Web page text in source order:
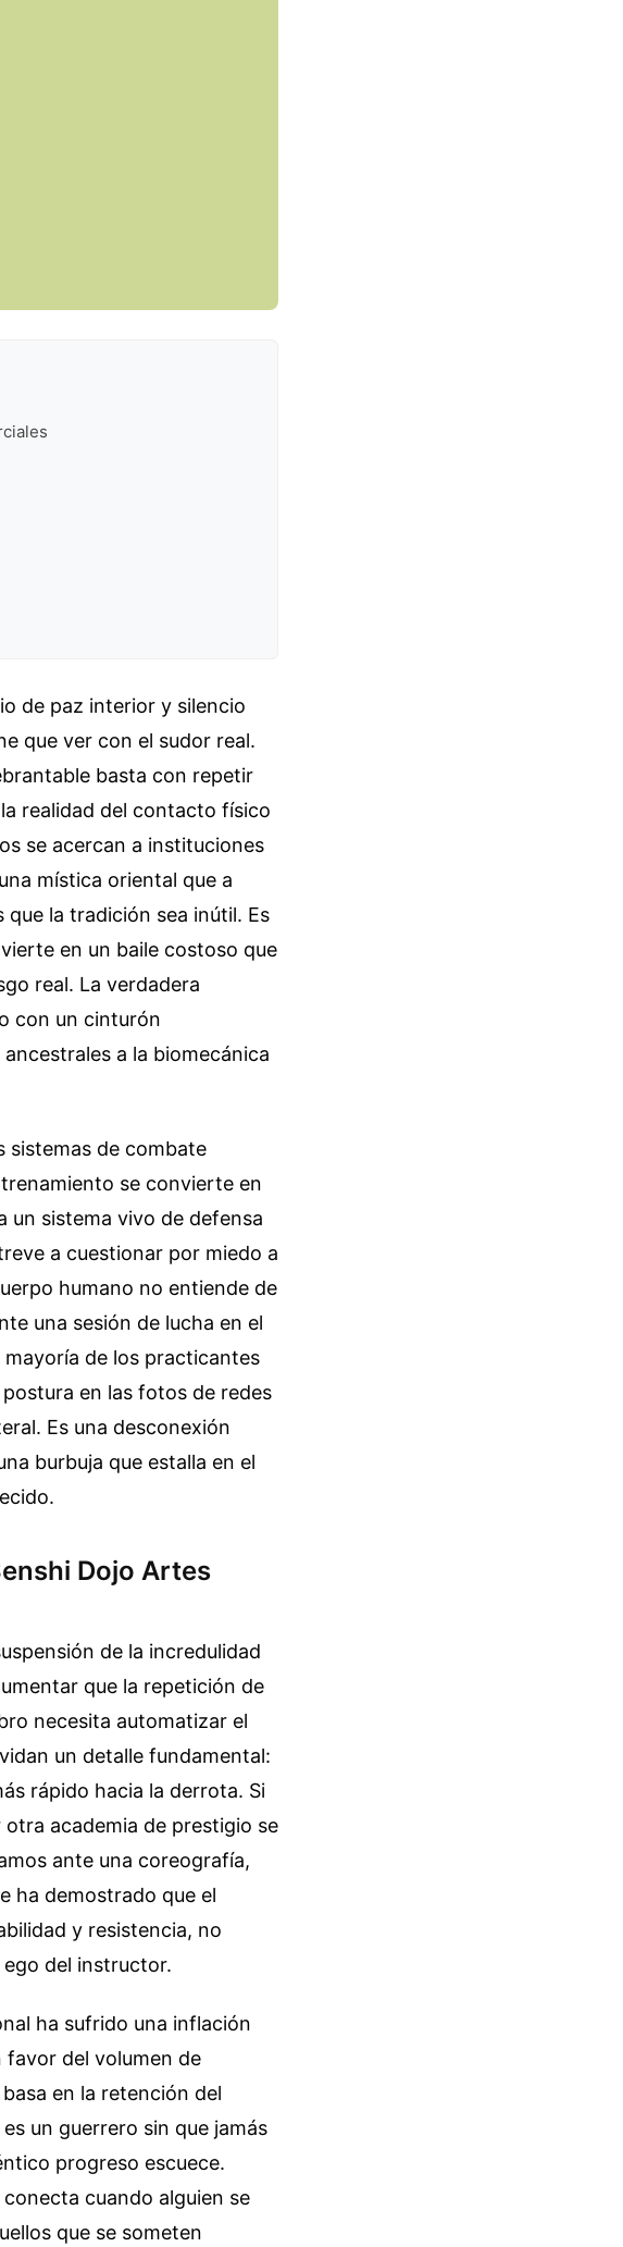
de paz interior y silencio
que ver con el sudor real.
basta con repetir
realidad del contacto físico
se acercan a instituciones
mística oriental que a
la tradición sea inútil. Es
en un baile costoso que
real. La verdadera
con un cinturón
a la biomecánica
sistemas de combate
se convierte en
un sistema vivo de defensa
a cuestionar por miedo a
humano no entiende de
una sesión de lucha en el
de los practicantes
en las fotos de redes
Es una desconexión
burbuja que estalla en el
Dojo Artes
de la incredulidad
que la repetición de
necesita automatizar el
un detalle fundamental:
rápido hacia la derrota. Si
academia de prestigio se
ante una coreografía,
ha demostrado que el
y resistencia, no
del instructor.
ha sufrido una inflación
favor del volumen de
en la retención del
un guerrero sin que jamás
progreso escuece.
cuando alguien se
que se someten